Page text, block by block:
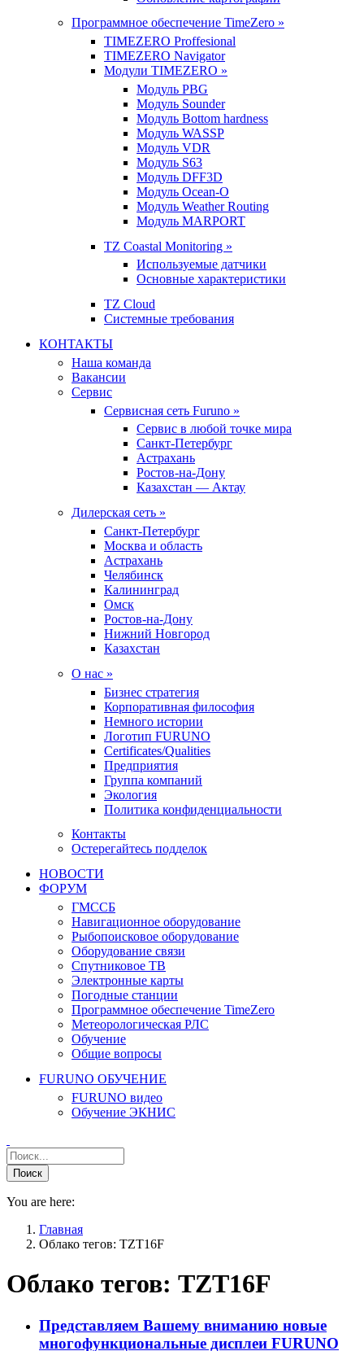
Программное обеспечение TimeZero »
TIMEZERO Proffesional
TIMEZERO Navigator
Модули TIMEZERO »
Модуль PBG
Модуль Sounder
Модуль Bottom hardness
Модуль WASSP
Модуль VDR
Модуль S63
Модуль DFF3D
Модуль Ocean-O
Модуль Weather Routing
Модуль MARPORT
TZ Coastal Monitoring »
Используемые датчики
Основные характеристики
TZ Cloud
Системные требования
КОНТАКТЫ
Наша команда
Вакансии
Сервис
Сервисная сеть Furuno »
Сервис в любой точке мира
Санкт-Петербург
Астрахань
Ростов-на-Дону
Казахстан — Актау
Дилерская сеть »
Санкт-Петербург
Москва и область
Астрахань
Челябинск
Калининград
Омск
Ростов-на-Дону
Нижний Новгород
Казахстан
О нас »
Бизнес стратегия
Корпоративная философия
Немного истории
Логотип FURUNO
Certificates/Qualities
Предприятия
Группа компаний
Экология
Политика конфиденциальности
Контакты
Остерегайтесь подделок
НОВОСТИ
ФОРУМ
ГМССБ
Навигационное оборудование
Рыбопоисковое оборудование
Оборудование связи
Спутниковое ТВ
Электронные карты
Погодные станции
Программное обеспечение TimeZero
Метеорологическая РЛС
Обучение
Общие вопросы
FURUNO ОБУЧЕНИЕ
FURUNO видео
Обучение ЭКНИС
You are here:
Главная
Облако тегов: TZT16F
Облако тегов: TZT16F
Представляем Вашему вниманию новые
многофункциональные дисплеи FURUNO